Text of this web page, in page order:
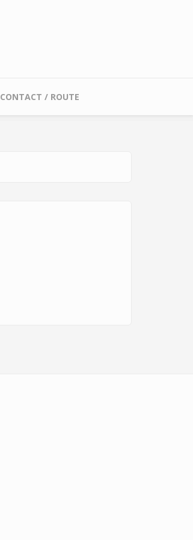
CONTACT / ROUTE